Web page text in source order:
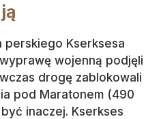
perskiego Kserksesa
wojenną podjęli
drogę zablokowali
pod Maratonem (490
inaczej. Kserkses